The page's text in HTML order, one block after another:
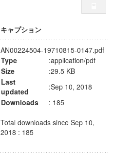
キャプション
AN00224504-19710815-0147.pdf
Type
:application/pdf
Size
:29.5 KB
Last
updated
:Sep 10, 2018
Downloads
: 185
Total downloads since Sep 10,
2018 : 185